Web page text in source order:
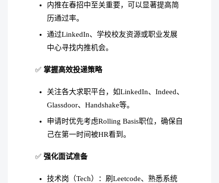
内推在春招中至关重要，可以显著提高简
历通过率。
通过LinkedIn、学校校友资源或职业发展
中心寻找内推机会。
✅ 掌握高效投递策略
关注各大求职平台，如LinkedIn、Indeed、
Glassdoor、Handshake等。
申请时优先考虑Rolling Basis职位，确保自
己在第一时间被HR看到。
✅ 强化面试准备
技术岗（Tech）：刷Leetcode、熟悉系统